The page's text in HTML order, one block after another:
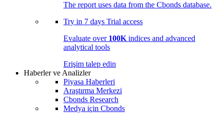
The report uses data from the Cbonds database.
Try in 7 days Trial access
Evaluate over 100K indices and advanced
analytical tools
Erişim talep edin
Haberler ve Analizler
Piyasa Haberleri
Araştırma Merkezi
Cbonds Research
Medya için Cbonds